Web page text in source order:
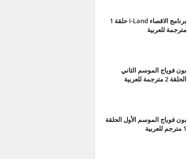
برنامج الاقصاء I-Land حلقة 1
مترجمة للعربية
بون فوياج الموسم الثاني
الحلقة 2 مترجمة للعربية
بون فوياج الموسم الأول الحلقة
1 مترجم للعربية